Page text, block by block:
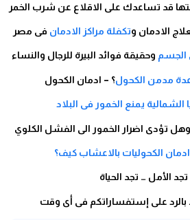
قد تساعدك على الاقلاع عن شرب الخمر
الادمان وتكفلة مراكز الادمان فى مصر
الجسم وحقيقة فوائد البيرة للرجال والنساء
مدمن الكحول؟ – ادمان الكحول
الشمالية يمنع الخمور فى البلاد
وهل تؤدى اضرار الخمور الى الفشل الكلوي
الكحوليات بالاعشاب كيف؟
تجد الأمل … تجد الحياة
بالرد على إستفساراتكم فى أى وقت